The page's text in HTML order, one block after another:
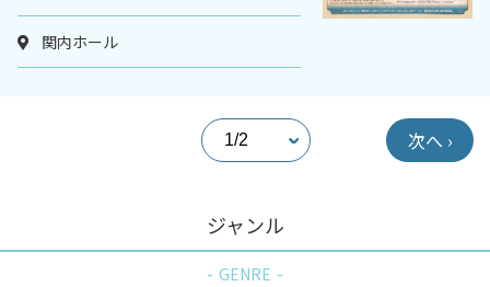
関内ホール
次へ ›
ジャンル
GENRE